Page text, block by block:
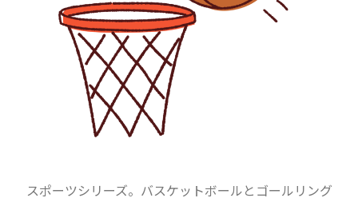
スポーツシリーズ。バスケットボールとゴールリング